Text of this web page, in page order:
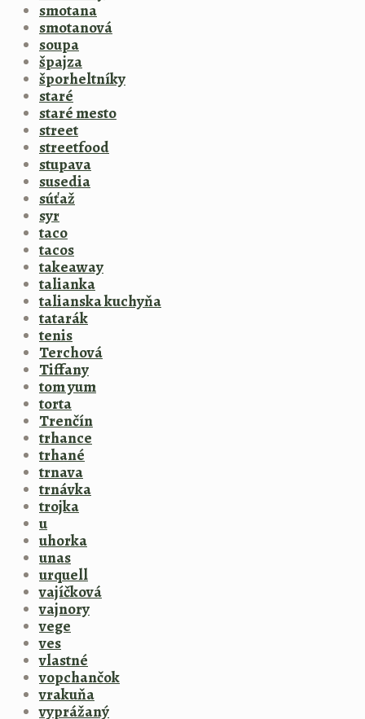
smotana
smotanová
soupa
špajza
šporheltníky
staré
staré mesto
street
streetfood
stupava
susedia
súťaž
syr
taco
tacos
takeaway
talianka
talianska kuchyňa
tatarák
tenis
Terchová
Tiffany
tom yum
torta
Trenčín
trhance
trhané
trnava
trnávka
trojka
u
uhorka
unas
urquell
vajíčková
vajnory
vege
ves
vlastné
vopchančok
vrakuňa
vyprážaný